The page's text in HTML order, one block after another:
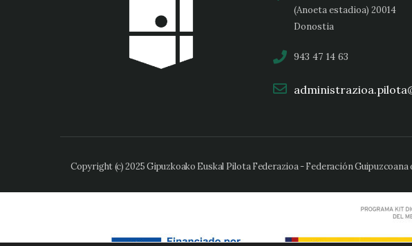
(Anoeta estadioa) 20014
Donostia
943 47 14 63
Copyright (c) 2025 Gipuzkoako Euskal Pilota Federazioa - Federación Guipuzcoana